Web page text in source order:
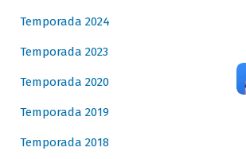
Temporada 2024
Temporada 2023
Temporada 2020
Temporada 2019
Temporada 2018